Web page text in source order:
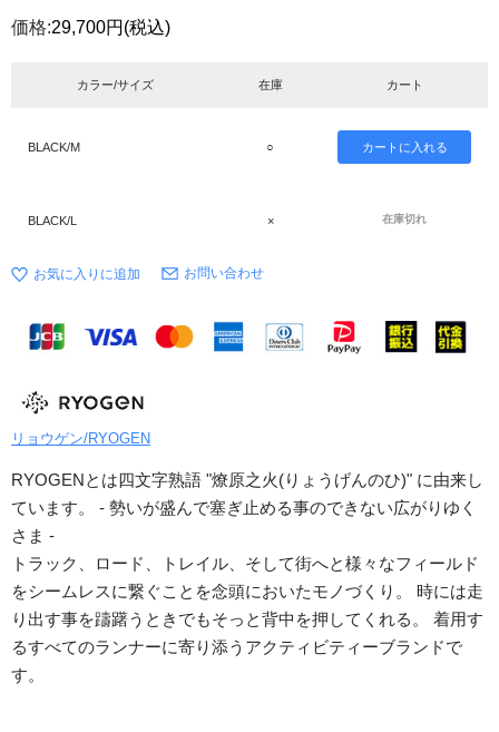
価格:29,700円 (税込)
カラー/サイズ 在庫 カート
BLACK/M ○
BLACK/L × 在庫切れ
お問い合わせ
リョウゲン/RYOGEN
RYOGENとは四文字熟語 "燎原之火(りょうげんのひ)" に由来し
ています。 - 勢いが盛んで塞ぎ止める事のできない広がりゆく
さま -
トラック、ロード、トレイル、そして街へと様々なフィールド
をシームレスに繋ぐことを念頭においたモノづくり。 時には走
り出す事を躊躇うときでもそっと背中を押してくれる。 着用す
るすべてのランナーに寄り添うアクティビティーブランドで
す。